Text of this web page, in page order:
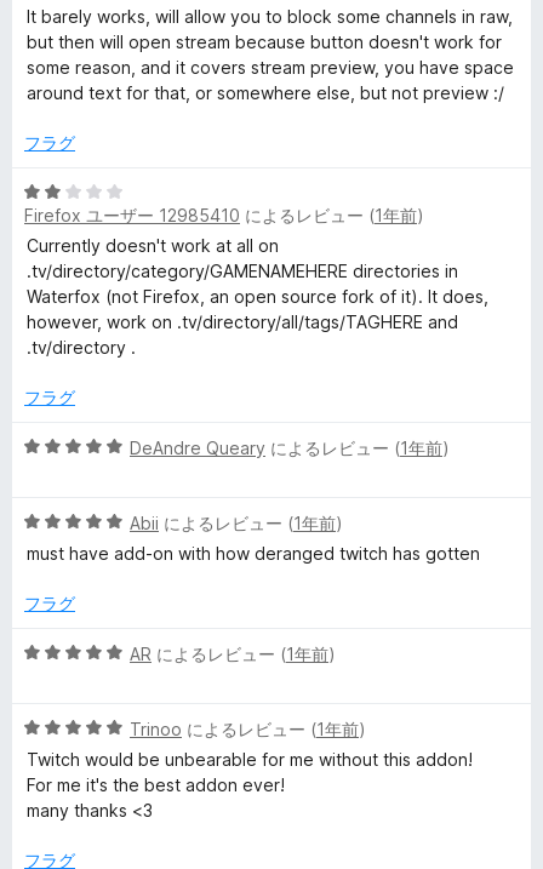
階
中
1
の
価
It barely works, will allow you to block some channels in raw,
but then will open stream because button doesn't work for
some reason, and it covers stream preview, you have space
around text for that, or somewhere else, but not preview :/
フラグ
5
段
階
中
2
の
評
Firefox ユーザー 12985410 によるレビュー (1年前)
Currently doesn't work at all on
.tv/directory/category/GAMENAMEHERE directories in
Waterfox (not Firefox, an open source fork of it). It does,
however, work on .tv/directory/all/tags/TAGHERE and
.tv/directory .
フラグ
5
中
5
評
DeAndre Queary によるレビュー (1年前)
5
段
中
の
Abii によるレビュー (1年前)
must have add-on with how deranged twitch has gotten
フラグ
5
中
5
の
評
AR によるレビュー (1年前)
5
段
階
中
の
Trinoo によるレビュー (1年前)
Twitch would be unbearable for me without this addon!
For me it's the best addon ever!
many thanks <3
フラグ